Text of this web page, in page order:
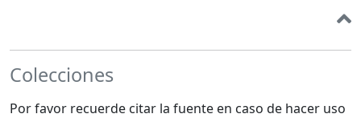
Colecciones
Por favor recuerde citar la fuente en caso de hacer uso